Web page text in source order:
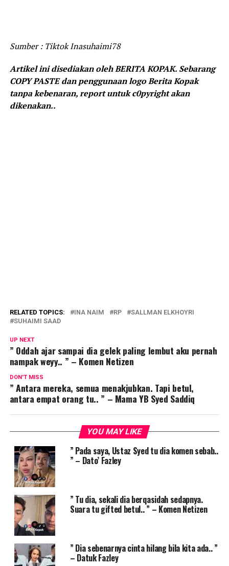
Sumber : Tiktok Inasuhaimi78
Artikel ini disediakan oleh BERITA KOPAK. Sebarang
COPY PASTE dan penggunaan logo Berita Kopak
tanpa kebenaran, report untuk c0pyright akan
dikenakan..
RELATED TOPICS: INA NAIM RP
SALLMAN ELKHOYRI
SUHAIMI SAAD
UP NEXT
” Oddah ajar sampai dia gelek paling lembut aku pernah
nampak weyy.. ” – Komen Netizen
DON'T MISS
” Antara mereka, semua menakjubkan. Tapi betul,
antara empat orang tu.. ” – Mama YB Syed Saddiq
YOU MAY LIKE
” Pada saya, Ustaz Syed tu dia komen sebab..
” – Dato’ Fazley
” Tu dia, sekali dia berqasidah sedapnya.
Suara tu gifted betul.. ” – Komen Netizen
” Dia sebenarnya cinta hilang bila kita ada.. ”
– Datuk Fazley